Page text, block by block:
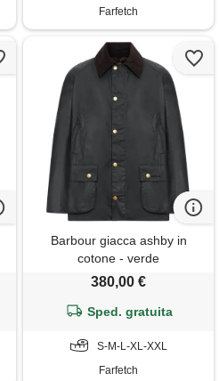
Farfetch
Barbour giacca ashby in
cotone - verde
380,00 €
Sped. gratuita
S-M-L-XL-XXL
Farfetch